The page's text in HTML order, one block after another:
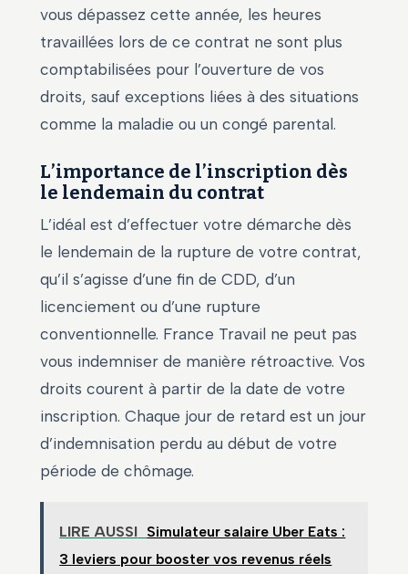
vous dépassez cette année, les heures
travaillées lors de ce contrat ne sont plus
comptabilisées pour l’ouverture de vos
droits, sauf exceptions liées à des situations
comme la maladie ou un congé parental.
L’importance de l’inscription dès
le lendemain du contrat
L’idéal est d’effectuer votre démarche dès
le lendemain de la rupture de votre contrat,
qu’il s’agisse d’une fin de CDD, d’un
licenciement ou d’une rupture
conventionnelle. France Travail ne peut pas
vous indemniser de manière rétroactive. Vos
droits courent à partir de la date de votre
inscription. Chaque jour de retard est un jour
d’indemnisation perdu au début de votre
période de chômage.
LIRE AUSSI Simulateur salaire Uber Eats :
3 leviers pour booster vos revenus réels